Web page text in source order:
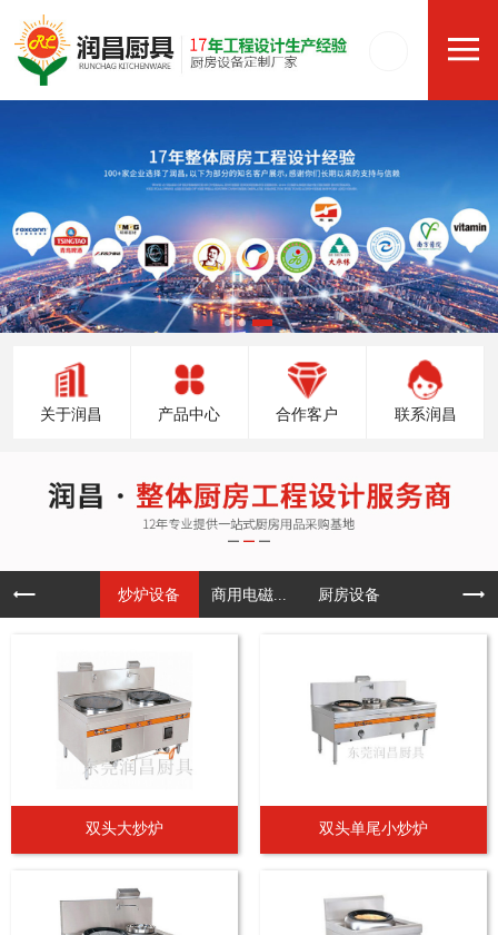
关于润昌 产品中心 合作客户 联系润昌
炒炉设备 商用电磁... 厨房设备
双头大炒炉 双头单尾小炒炉